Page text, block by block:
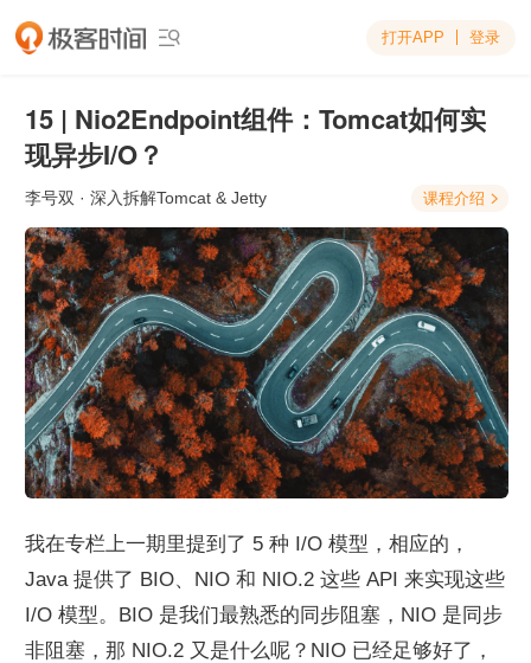
 打开APP 登录
15 | Nio2Endpoint组件：Tomcat如何实
现异步I/O？
李号双 · 深入拆解Tomcat & Jetty 课程介绍 
我在专栏上一期里提到了 5 种 I/O 模型，相应的，
Java 提供了 BIO、NIO 和 NIO.2 这些 API 来实现这些
I/O 模型。BIO 是我们最熟悉的同步阻塞，NIO 是同步
非阻塞，那 NIO.2 又是什么呢？NIO 已经足够好了，